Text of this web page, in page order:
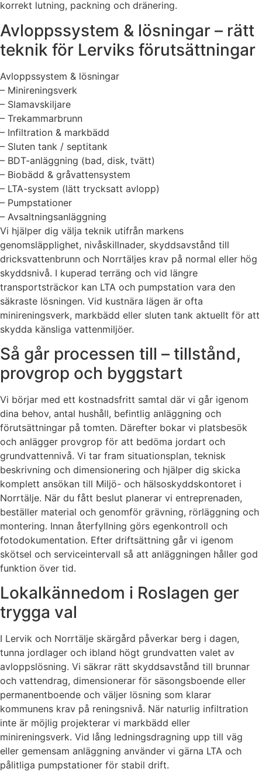
korrekt lutning, packning och dränering.
Avloppssystem & lösningar – rätt
teknik för Lerviks förutsättningar
Avloppssystem & lösningar
– Minireningsverk
– Slamavskiljare
– Trekammarbrunn
– Infiltration & markbädd
– Sluten tank / septitank
– BDT-anläggning (bad, disk, tvätt)
– Biobädd & gråvattensystem
– LTA-system (lätt trycksatt avlopp)
– Pumpstationer
– Avsaltningsanläggning
Vi hjälper dig välja teknik utifrån markens
genomsläpplighet, nivåskillnader, skyddsavstånd till
dricksvattenbrunn och Norrtäljes krav på normal eller hög
skyddsnivå. I kuperad terräng och vid längre
transportsträckor kan LTA och pumpstation vara den
säkraste lösningen. Vid kustnära lägen är ofta
minireningsverk, markbädd eller sluten tank aktuellt för att
skydda känsliga vattenmiljöer.
Så går processen till – tillstånd,
provgrop och byggstart
Vi börjar med ett kostnadsfritt samtal där vi går igenom
dina behov, antal hushåll, befintlig anläggning och
förutsättningar på tomten. Därefter bokar vi platsbesök
och anlägger provgrop för att bedöma jordart och
grundvattennivå. Vi tar fram situationsplan, teknisk
beskrivning och dimensionering och hjälper dig skicka
komplett ansökan till Miljö- och hälsoskyddskontoret i
Norrtälje. När du fått beslut planerar vi entreprenaden,
beställer material och genomför grävning, rörläggning och
montering. Innan återfyllning görs egenkontroll och
fotodokumentation. Efter driftsättning går vi igenom
skötsel och serviceintervall så att anläggningen håller god
funktion över tid.
Lokalkännedom i Roslagen ger
trygga val
I Lervik och Norrtälje skärgård påverkar berg i dagen,
tunna jordlager och ibland högt grundvatten valet av
avloppslösning. Vi säkrar rätt skyddsavstånd till brunnar
och vattendrag, dimensionerar för säsongsboende eller
permanentboende och väljer lösning som klarar
kommunens krav på reningsnivå. När naturlig infiltration
inte är möjlig projekterar vi markbädd eller
minireningsverk. Vid lång ledningsdragning upp till väg
eller gemensam anläggning använder vi gärna LTA och
pålitliga pumpstationer för stabil drift.